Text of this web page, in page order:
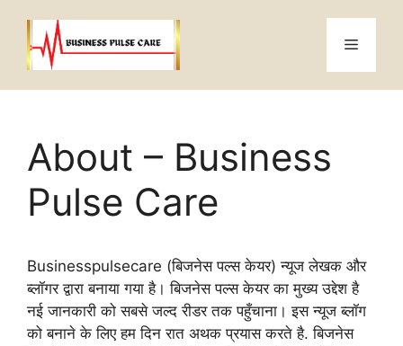
content
Menu
About – Business
Pulse Care
Businesspulsecare (बिजनेस पल्स केयर) न्यूज लेखक और
ब्लॉगर द्वारा बनाया गया है। बिजनेस पल्स केयर का मुख्य उद्देश है
नई जानकारी को सबसे जल्द रीडर तक पहुँचाना। इस न्यूज ब्लॉग
को बनाने के लिए हम दिन रात अथक प्रयास करते है. बिजनेस